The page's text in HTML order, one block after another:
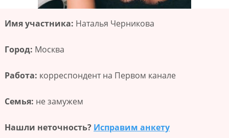
Имя участника: Наталья Черникова
Город: Москва
Работа: корреспондент на Первом канале
Семья: не замужем
Нашли неточность? Исправим анкету